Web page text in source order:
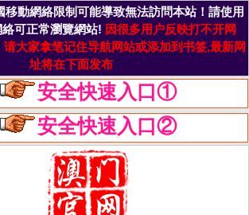
移動網絡限制可能導致無法訪問本站！請使用
絡可正常瀏覽網站! 因很多用户反映打不开网
大家拿笔记住导航网站或添加到书签,最新网
址将在下面发布
安全快速入口①
安全快速入口②